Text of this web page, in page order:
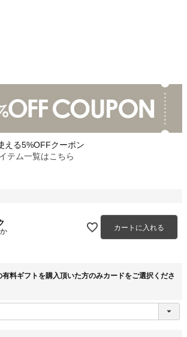
える5%OFFクーポン
テム一覧はこちら
カートに入れる
料ギフトを購入頂いた方のみカードをご選択くださ